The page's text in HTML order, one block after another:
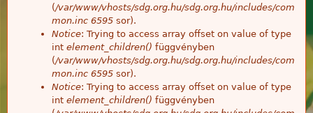
(/var/www/vhosts/sdg.org.hu/sdg.org.hu/includes/com
mon.inc 6595 sor).
Notice: Trying to access array offset on value of type
int element_children() függvényben
(/var/www/vhosts/sdg.org.hu/sdg.org.hu/includes/com
mon.inc 6595 sor).
Notice: Trying to access array offset on value of type
int element_children() függvényben